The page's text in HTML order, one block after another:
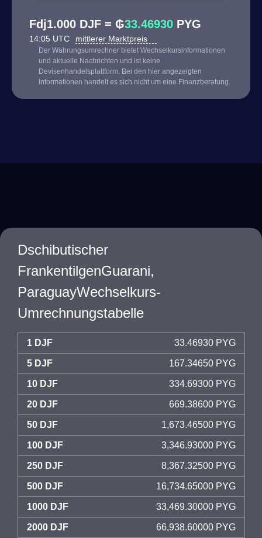
Fdj1.000 DJF = ₲33.46930 PYG
14:05 UTC mittlerer Marktpreis
Der Währungsumrechner bietet Wechselkursinformationen
und aktuelle Nachrichten und ist keine
Devisenhandelsplattform. Bei den hier angezeigten
Informationen handelt es sich nicht um eine Finanzberatung.
Dschibutischer
FrankentilgenGuarani,
ParaguayWechselkurs-
Umrechnungstabelle
1 DJF 33.46930 PYG
5 DJF 167.34650 PYG
10 DJF 334.69300 PYG
20 DJF 669.38600 PYG
50 DJF 1,673.46500 PYG
100 DJF 3,346.93000 PYG
250 DJF 8,367.32500 PYG
500 DJF 16,734.65000 PYG
1000 DJF 33,469.30000 PYG
2000 DJF 66,938.60000 PYG